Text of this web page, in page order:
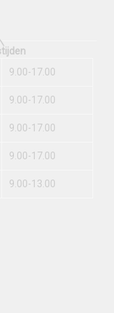
9.00-17.00
9.00-17.00
9.00-17.00
9.00-17.00
9.00-13.00